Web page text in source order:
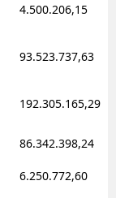
4.500.206,15
93.523.737,63
192.305.165,29
86.342.398,24
6.250.772,60